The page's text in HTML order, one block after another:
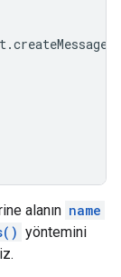
.createMessage
alanın name
yöntemini